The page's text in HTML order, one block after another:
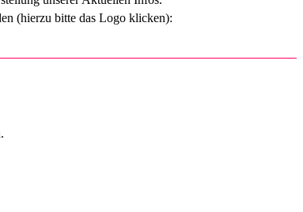
(hierzu bitte das Logo klicken):